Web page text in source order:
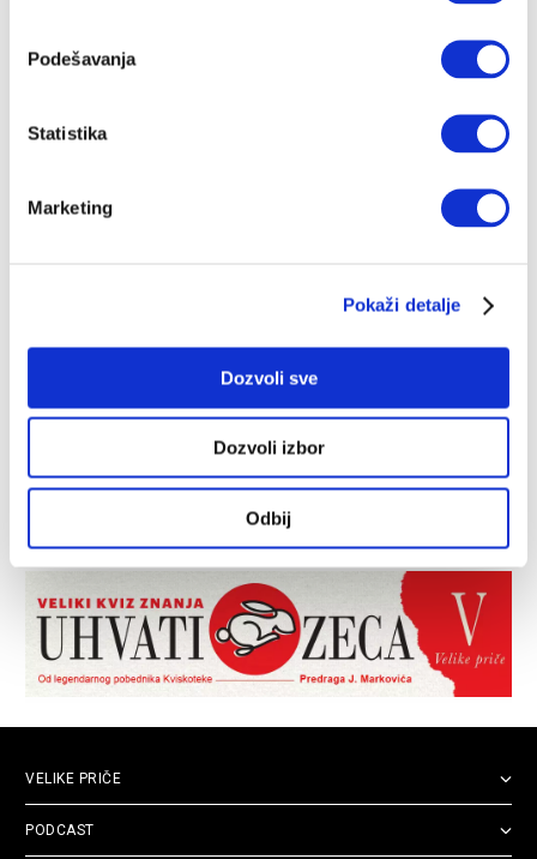
Podešavanja
Statistika
Marketing
Pokaži detalje
Dozvoli sve
Dozvoli izbor
Odbij
VELIKE PRIČE
PODCAST